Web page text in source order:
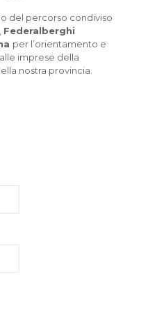
del percorso condiviso
Federalberghi
per l’orientamento e
imprese della
nostra provincia.